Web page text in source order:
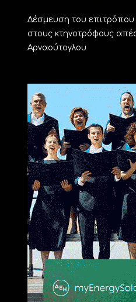
Δέσμευση του επιτρόπου
στους κτηνοτρόφους
Αρναούτογλου